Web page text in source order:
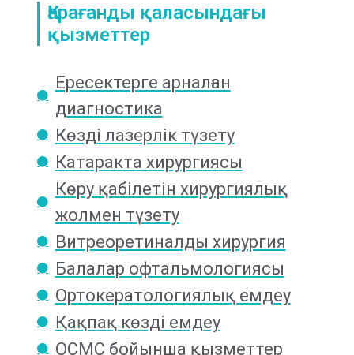
Қарағанды қаласындағы
қызметтер
Ересектерге арналған
диагностика
Көзді лазерлік түзету
Катаракта хирургиясы
Көру қабілетін хирургиялық
жолмен түзету
Витреоретиналды хирургия
Балалар офтальмологиясы
Ортокератологиялық емдеу
Қақпақ көзді емдеу
ОСМС бойынша қызметтер